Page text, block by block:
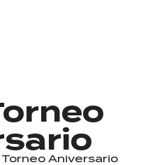
Aniversario